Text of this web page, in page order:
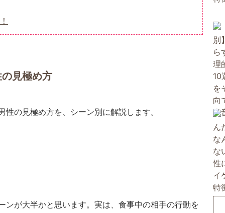
見極め方
の見極め方を、シーン別に解説します。
ンが大半かと思います。実は、食事中の相手の行動を